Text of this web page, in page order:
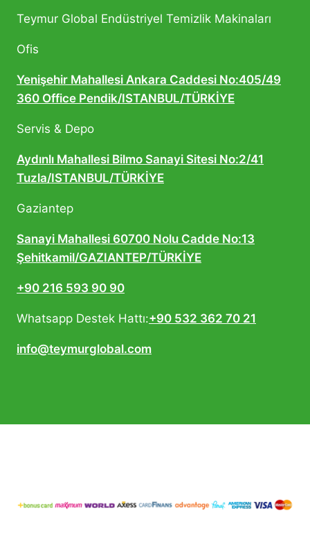
Teymur Global Endüstriyel Temizlik Makinaları
Ofis
Yenişehir Mahallesi Ankara Caddesi No:405/49
360 Office Pendik/ISTANBUL/TÜRKİYE
Servis & Depo
Aydınlı Mahallesi Bilmo Sanayi Sitesi No:2/41
Tuzla/ISTANBUL/TÜRKİYE
Gaziantep
Sanayi Mahallesi 60700 Nolu Cadde No:13
Şehitkamil/GAZIANTEP/TÜRKİYE
+90 216 593 90 90
Whatsapp Destek Hattı:+90 532 362 70 21
info@teymurglobal.com